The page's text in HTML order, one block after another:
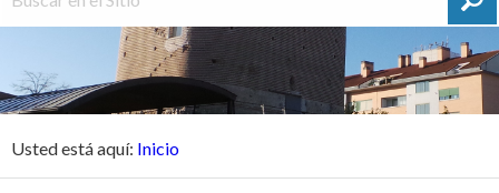
Usted está aquí: Inicio